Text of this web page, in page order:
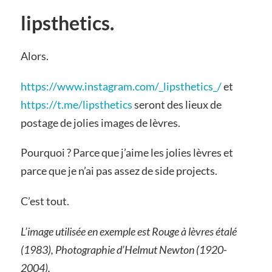
lipsthetics.
Alors.
https://www.instagram.com/_lipsthetics_/et
https://t.me/lipstheticsseront des lieux de
postage de jolies images de lèvres.
Pourquoi ? Parce que j’aime les jolies lèvres et
parce que je n’ai pas assez de side projects.
C’est tout.
L’image utilisée en exemple est Rouge à lèvres étalé
(1983), Photographie d’Helmut Newton (1920-
2004).